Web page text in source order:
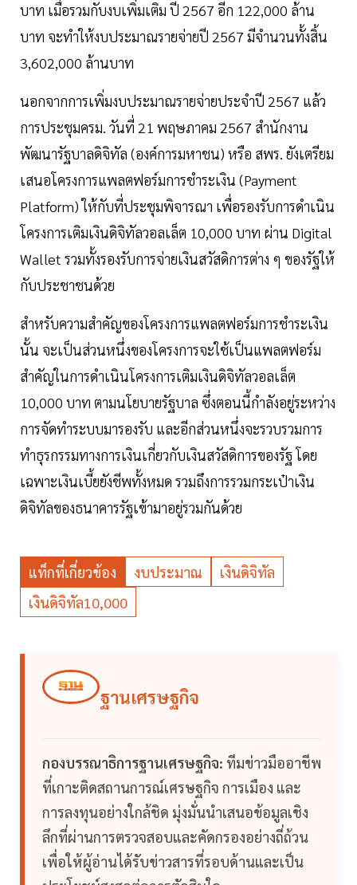
บาท เมื่อรวมกับงบเพิ่มเติม ปี 2567 อีก 122,000 ล้าน
บาท จะทำให้งบประมาณรายจ่ายปี 2567 มีจำนวนทั้งสิ้น
3,602,000 ล้านบาท
นอกจากการเพิ่มงบประมาณรายจ่ายประจำปี 2567 แล้ว
การประชุมครม. วันที่ 21 พฤษภาคม 2567 สำนักงาน
พัฒนารัฐบาลดิจิทัล (องค์การมหาชน) หรือ สพร. ยังเตรียม
เสนอโครงการแพลตฟอร์มการชำระเงิน (Payment
Platform) ให้กับที่ประชุมพิจารณา เพื่อรองรับการดำเนิน
โครงการเติมเงินดิจิทัลวอลเล็ต 10,000 บาท ผ่าน Digital
Wallet รวมทั้งรองรับการจ่ายเงินสวัสดิการต่าง ๆ ของรัฐให้
กับประชาชนด้วย
สำหรับความสำคัญของโครงการแพลตฟอร์มการชำระเงิน
นั้น จะเป็นส่วนหนึ่งของโครงการจะใช้เป็นแพลตฟอร์ม
สำคัญในการดำเนินโครงการเติมเงินดิจิทัลวอลเล็ต
10,000 บาท ตามนโยบายรัฐบาล ซึ่งตอนนี้กำลังอยู่ระหว่าง
การจัดทำระบบมารองรับ และอีกส่วนหนึ่งจะรวบรวมการ
ทำธุรกรรมทางการเงินเกี่ยวกับเงินสวัสดิการของรัฐ โดย
เฉพาะเงินเบี้ยยังชีพทั้งหมด รวมถึงการรวมกระเป๋าเงิน
ดิจิทัลของธนาคารรัฐเข้ามาอยู่รวมกันด้วย
แท็กที่เกี่ยวข้อง งบประมาณ
เงินดิจิทัล
เงินดิจิทัล10,000
ฐานเศรษฐกิจ
กองบรรณาธิการฐานเศรษฐกิจ: ทีมข่าวมืออาชีพ
ที่เกาะติดสถานการณ์เศรษฐกิจ การเมือง และ
การลงทุนอย่างใกล้ชิด มุ่งมั่นนำเสนอข้อมูลเชิง
ลึกที่ผ่านการตรวจสอบและคัดกรองอย่างถี่ถ้วน
เพื่อให้ผู้อ่านได้รับข่าวสารที่รอบด้านและเป็น